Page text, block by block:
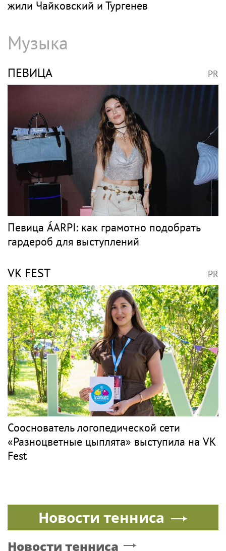
жили Чайковский и Тургенев
Музыка
ПЕВИЦА PR
Певица ÁARPI: как грамотно подобрать
гардероб для выступлений
VK FEST PR
Сооснователь логопедической сети
«Разноцветные цыплята» выступила на VK
Fest
Новости тенниса
Новости тенниса